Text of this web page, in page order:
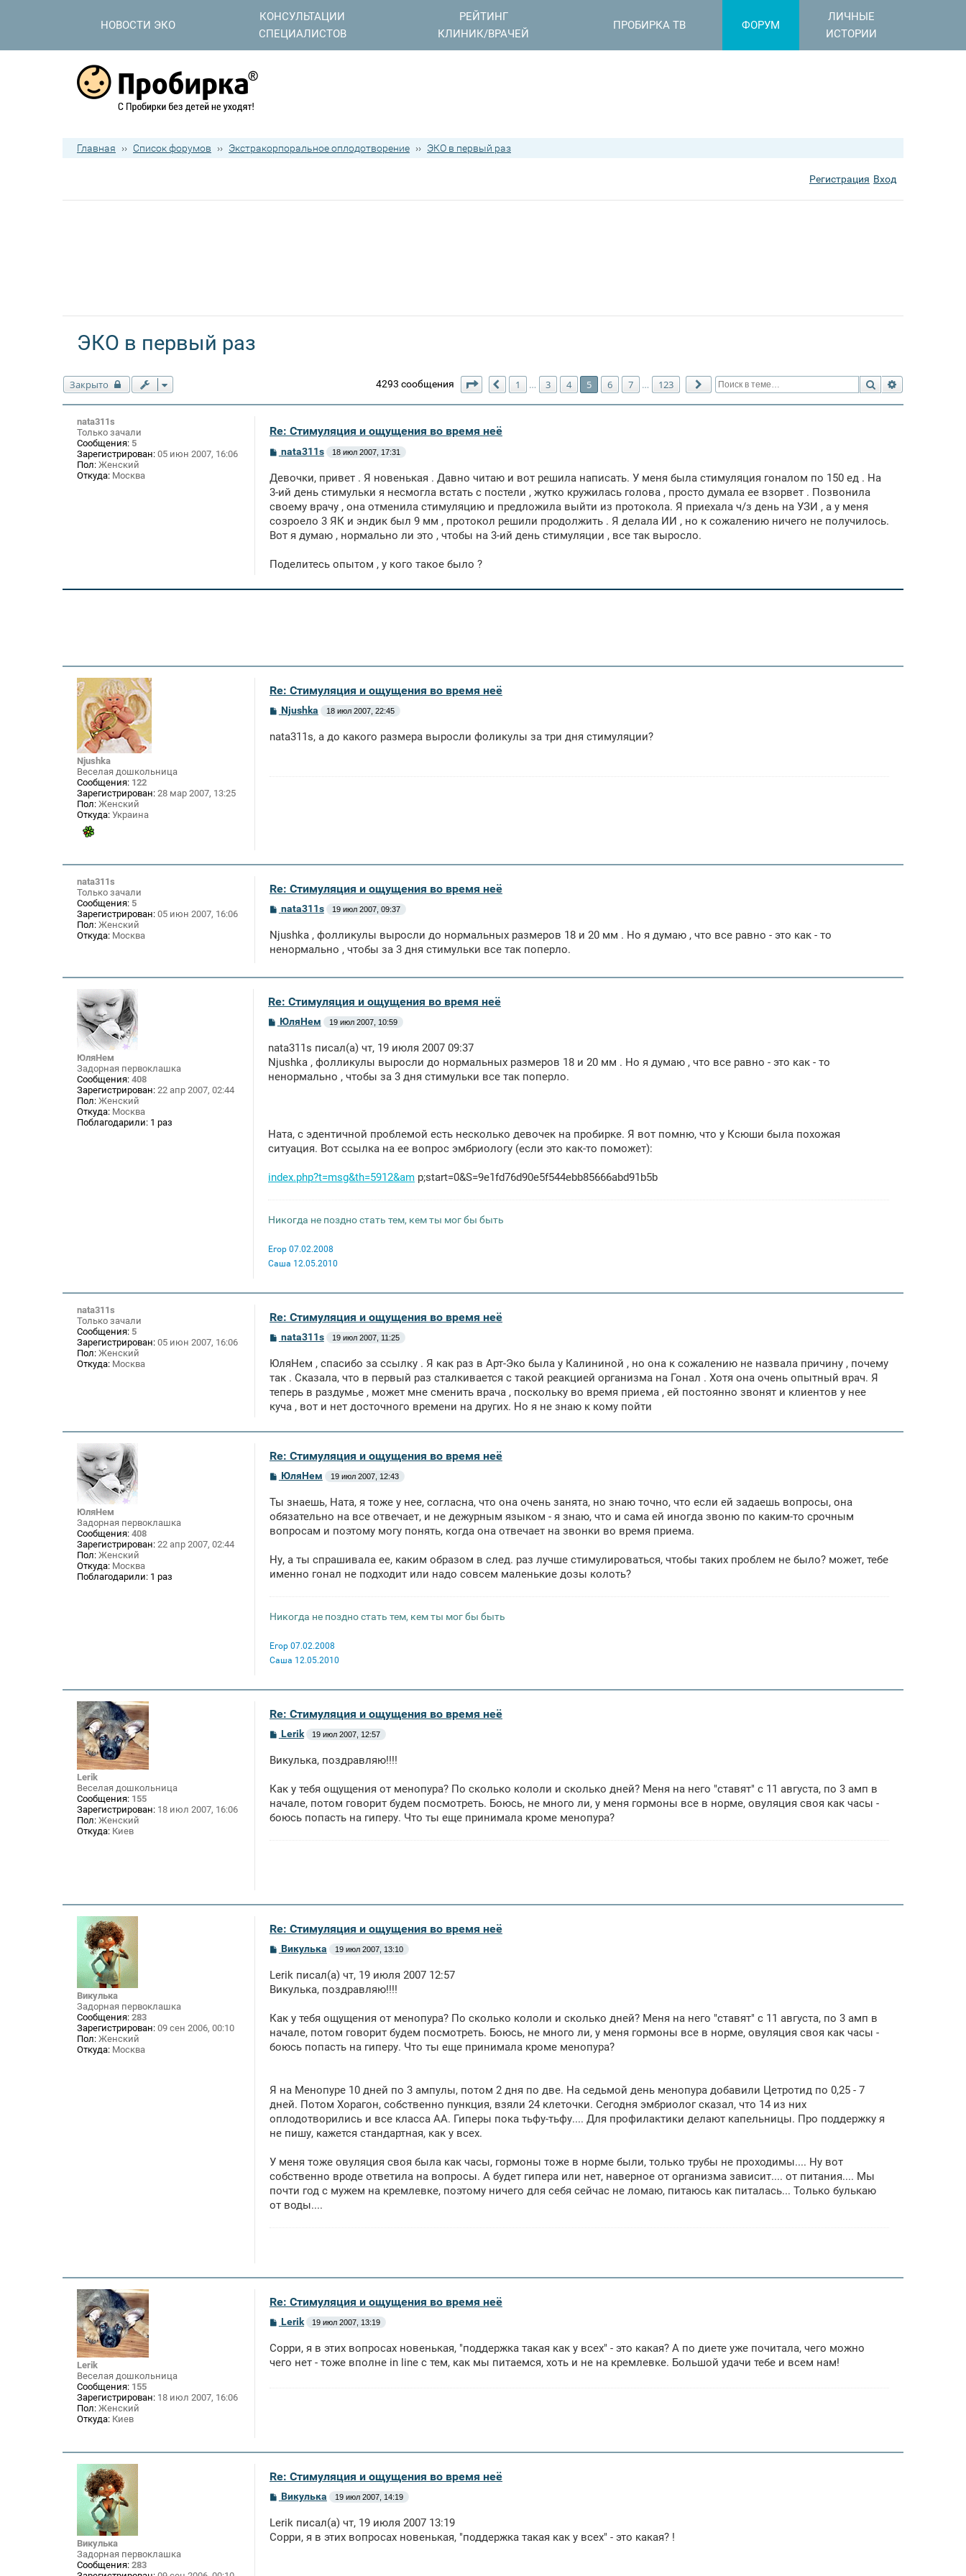
НОВОСТИ ЭКО
КОНСУЛЬТАЦИИ
СПЕЦИАЛИСТОВ
РЕЙТИНГ
КЛИНИК/ВРАЧЕЙ
ПРОБИРКА ТВ ФОРУМ
ЛИЧНЫЕ
ИСТОРИИ
Главная ›› Список форумов ›› Экстракорпоральное оплодотворение ›› ЭКО в первый раз
Регистрация Вход
ЭКО в первый раз
Закрыто Поиск
4293 сообщения Страница 5из 123
Пред.
1 … 3 4 5 6 7 … 123 След.
nata311s
Только зачали
Сообщения: 5
Зарегистрирован: 05 июн 2007, 16:06
Пол: Женский
Откуда: Москва
Re: Стимуляция и ощущения во время неё
С
б
щ
н
и
nata311s 18 июл 2007, 17:31
Девочки, привет . Я новенькая . Давно читаю и вот решила написать. У меня была стимуляция гоналом по 150 ед . На
3-ий день стимульки я несмогла встать с постели , жутко кружилась голова , просто думала ее взорвет . Позвонила
своему врачу , она отменила стимуляцию и предложила выйти из протокола. Я приехала ч/з день на УЗИ , а у меня
созроело 3 ЯК и эндик был 9 мм , протокол решили продолжить . Я делала ИИ , но к сожалению ничего не получилось.
Вот я думаю , нормально ли это , чтобы на 3-ий день стимуляции , все так выросло.
Поделитесь опытом , у кого такое было ?
Njushka
Веселая дошкольница
Сообщения: 122
Зарегистрирован: 28 мар 2007, 13:25
Пол: Женский
Откуда: Украина
Re: Стимуляция и ощущения во время неё
С
б
Njushka 18 июл 2007, 22:45
nata311s, а до какого размера выросли фоликулы за три дня стимуляции?
nata311s
Только зачали
Сообщения: 5
Зарегистрирован: 05 июн 2007, 16:06
Пол: Женский
Откуда: Москва
Re: Стимуляция и ощущения во время неё
С
б
щ
и
nata311s 19 июл 2007, 09:37
Njushka , фолликулы выросли до нормальных размеров 18 и 20 мм . Но я думаю , что все равно - это как - то
ненормально , чтобы за 3 дня стимульки все так поперло.
ЮляНем
Задорная первоклашка
Сообщения: 408
Зарегистрирован: 22 апр 2007, 02:44
Пол: Женский
Откуда: Москва
Поблагодарили: 1 раз
Re: Стимуляция и ощущения во время неё
С
б
щ
е
н
ЮляНем 19 июл 2007, 10:59
nata311s писал(а) чт, 19 июля 2007 09:37
Njushka , фолликулы выросли до нормальных размеров 18 и 20 мм . Но я думаю , что все равно - это как - то
ненормально , чтобы за 3 дня стимульки все так поперло.
Ната, с эдентичной проблемой есть несколько девочек на пробирке. Я вот помню, что у Ксюши была похожая
ситуация. Вот ссылка на ее вопрос эмбриологу (если это как-то поможет):
index.php?t=msg&th=5912&am p;start=0&S=9e1fd76d90e5f544ebb85666abd91b5b
Никогда не поздно стать тем, кем ты мог бы быть
Егор 07.02.2008
Саша 12.05.2010
nata311s
Только зачали
Сообщения: 5
Зарегистрирован: 05 июн 2007, 16:06
Пол: Женский
Откуда: Москва
Re: Стимуляция и ощущения во время неё
С
б
щ
н
и
nata311s 19 июл 2007, 11:25
ЮляНем , спасибо за ссылку . Я как раз в Арт-Эко была у Калининой , но она к сожалению не назвала причину , почему
так . Сказала, что в первый раз сталкивается с такой реакцией организма на Гонал . Хотя она очень опытный врач. Я
теперь в раздумье , может мне сменить врача , поскольку во время приема , ей постоянно звонят и клиентов у нее
куча , вот и нет досточного времени на других. Но я не знаю к кому пойти
ЮляНем
Задорная первоклашка
Сообщения: 408
Зарегистрирован: 22 апр 2007, 02:44
Пол: Женский
Откуда: Москва
Поблагодарили: 1 раз
Re: Стимуляция и ощущения во время неё
С
б
щ
н
ЮляНем 19 июл 2007, 12:43
Ты знаешь, Ната, я тоже у нее, согласна, что она очень занята, но знаю точно, что если ей задаешь вопросы, она
обязательно на все отвечает, и не дежурным языком - я знаю, что и сама ей иногда звоню по каким-то срочным
вопросам и поэтому могу понять, когда она отвечает на звонки во время приема.
Ну, а ты спрашивала ее, каким образом в след. раз лучше стимулироваться, чтобы таких проблем не было? может, тебе
именно гонал не подходит или надо совсем маленькие дозы колоть?
Никогда не поздно стать тем, кем ты мог бы быть
Егор 07.02.2008
Саша 12.05.2010
Lerik
Веселая дошкольница
Сообщения: 155
Зарегистрирован: 18 июл 2007, 16:06
Пол: Женский
Откуда: Киев
Re: Стимуляция и ощущения во время неё
С
б
н
и
Lerik 19 июл 2007, 12:57
Викулька, поздравляю!!!!
Как у тебя ощущения от менопура? По сколько кололи и сколько дней? Меня на него "ставят" с 11 августа, по 3 амп в
начале, потом говорит будем посмотреть. Боюсь, не много ли, у меня гормоны все в норме, овуляция своя как часы -
боюсь попасть на гиперу. Что ты еще принимала кроме менопура?
Викулька
Задорная первоклашка
Сообщения: 283
Зарегистрирован: 09 сен 2006, 00:10
Пол: Женский
Откуда: Москва
Re: Стимуляция и ощущения во время неё
С
б
щ
и
Викулька 19 июл 2007, 13:10
Lerik писал(а) чт, 19 июля 2007 12:57
Викулька, поздравляю!!!!
Как у тебя ощущения от менопура? По сколько кололи и сколько дней? Меня на него "ставят" с 11 августа, по 3 амп в
начале, потом говорит будем посмотреть. Боюсь, не много ли, у меня гормоны все в норме, овуляция своя как часы -
боюсь попасть на гиперу. Что ты еще принимала кроме менопура?
Я на Менопуре 10 дней по 3 ампулы, потом 2 дня по две. На седьмой день менопура добавили Цетротид по 0,25 - 7
дней. Потом Хорагон, собственно пункция, взяли 24 клеточки. Сегодня эмбриолог сказал, что 14 из них
оплодотворились и все класса АА. Гиперы пока тьфу-тьфу.... Для профилактики делают капельницы. Про поддержку я
не пишу, кажется стандартная, как у всех.
У меня тоже овуляция своя была как часы, гормоны тоже в норме были, только трубы не проходимы.... Ну вот
собственно вроде ответила на вопросы. А будет гипера или нет, наверное от организма зависит.... от питания.... Мы
почти год с мужем на кремлевке, поэтому ничего для себя сейчас не ломаю, питаюсь как питалась... Только булькаю
от воды....
Lerik
Веселая дошкольница
Сообщения: 155
Зарегистрирован: 18 июл 2007, 16:06
Пол: Женский
Откуда: Киев
Re: Стимуляция и ощущения во время неё
С
б
щ
Lerik 19 июл 2007, 13:19
Сорри, я в этих вопросах новенькая, "поддержка такая как у всех" - это какая? А по диете уже почитала, чего можно
чего нет - тоже вполне in line с тем, как мы питаемся, хоть и не на кремлевке. Большой удачи тебе и всем нам!
Викулька
Задорная первоклашка
Сообщения: 283
Re: Стимуляция и ощущения во время неё
С
б
щ
Викулька 19 июл 2007, 14:19
Lerik писал(а) чт, 19 июля 2007 13:19
Сорри, я в этих вопросах новенькая, "поддержка такая как у всех" - это какая? !